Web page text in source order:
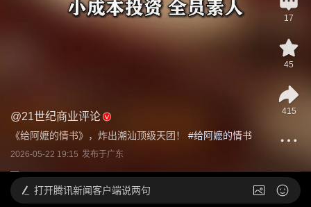
@21世纪商业评论
《给阿嬷的情书》，炸出潮汕顶级天团！ #给阿嬷的情书
2026-05-22 19:15 发布于广东
17
45
415
打开腾讯新闻客户端说两句